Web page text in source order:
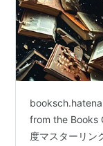
from the Books
度マスターリン